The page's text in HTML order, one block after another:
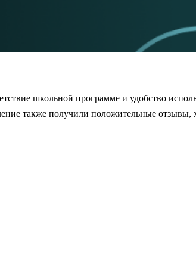
школьной программе и удобство
также получили положительные отзывы,